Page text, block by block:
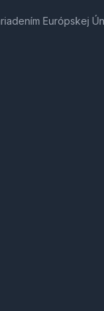
Európskej